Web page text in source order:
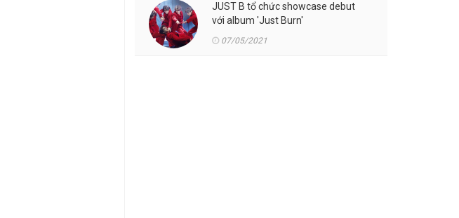
JUST B tổ chức showcase debut
với album 'Just Burn'
07/05/2021